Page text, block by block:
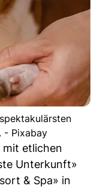
- Pixabay
etlichen
Unterkunft»
& Spa» in